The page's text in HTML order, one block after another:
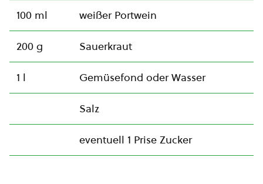
100 ml weißer Portwein
200 g Sauerkraut
1 l Gemüsefond oder Wasser
Salz
eventuell 1 Prise Zucker